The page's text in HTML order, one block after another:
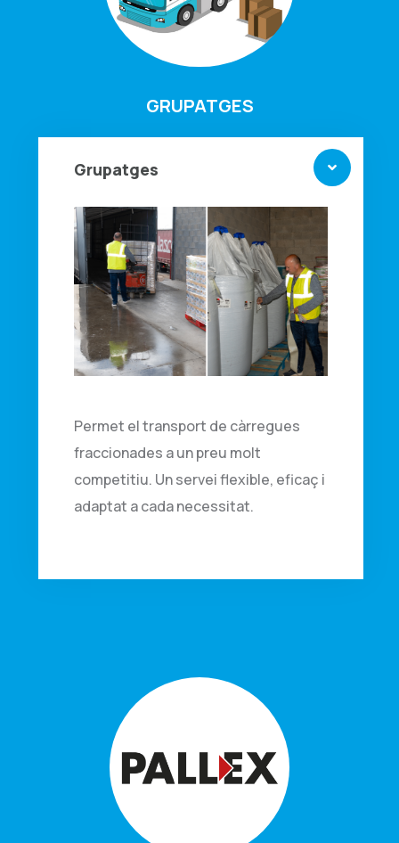
GRUPATGES
Grupatges
Permet el transport de càrregues
fraccionades a un preu molt
competitiu. Un servei flexible, eficaç i
adaptat a cada necessitat.